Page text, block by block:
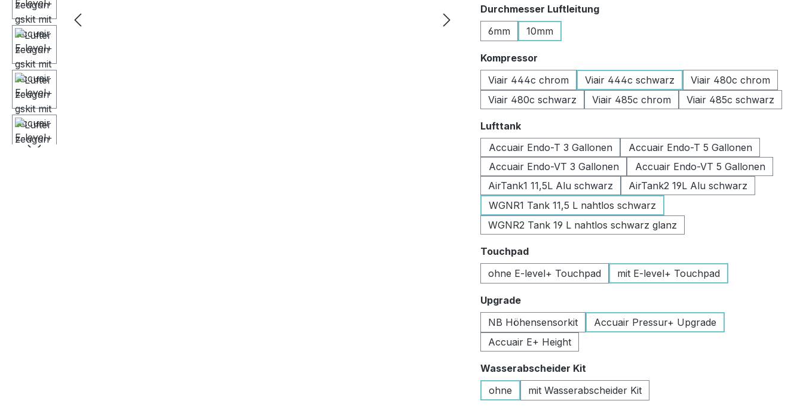
Durchmesser Luftleitungauswählen
6mm
10mm
Kompressor
Viair 444c chrom
Viair 444c schwarz
Viair 480c chrom
Viair 480c schwarz
Viair 485c chrom Viair 485c schwarz
Lufttankauswählen
Accuair Endo-T 3 Gallonen
Accuair Endo-T 5 Gallonen
Accuair Endo-VT 3 Gallonen
Accuair Endo-VT 5 Gallonen
AirTank1 11,5L Alu schwarz
AirTank2 19L Alu schwarz
WGNR1 Tank 11,5 L nahtlos schwarz
WGNR2 Tank 19 L nahtlos schwarz glanz
Touchpadauswählen
ohne E-level+ Touchpad
mit E-level+ Touchpad
Upgradeauswählen
NB Höhensensorkit
Accuair Pressur+ Upgrade
Accuair E+ Height
Wasserabscheider Kit
ohne
mit Wasserabscheider Kit